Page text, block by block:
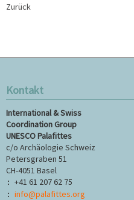
Zurück
Kontakt
International & Swiss
Coordination Group
UNESCO Palafittes
c/o Archäologie Schweiz
Petersgraben 51
CH-4051 Basel
: +41 61 207 62 75
: info@palafittes.org